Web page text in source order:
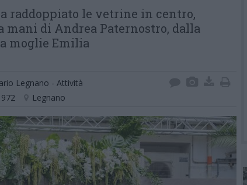
raddoppiato le vetrine in centro,
mani di Andrea Paternostro, dalla
moglie Emilia
Legnano - Attività
Legnano